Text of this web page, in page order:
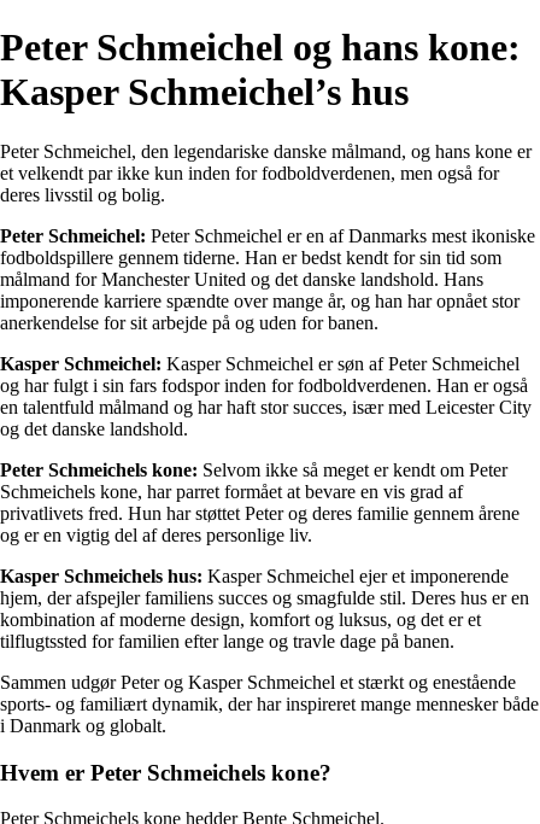
Peter Schmeichel og hans kone:
Kasper Schmeichel’s hus
Peter Schmeichel, den legendariske danske målmand, og hans kone er
et velkendt par ikke kun inden for fodboldverdenen, men også for
deres livsstil og bolig.
Peter Schmeichel: Peter Schmeichel er en af Danmarks mest ikoniske
fodboldspillere gennem tiderne. Han er bedst kendt for sin tid som
målmand for Manchester United og det danske landshold. Hans
imponerende karriere spændte over mange år, og han har opnået stor
anerkendelse for sit arbejde på og uden for banen.
Kasper Schmeichel: Kasper Schmeichel er søn af Peter Schmeichel
og har fulgt i sin fars fodspor inden for fodboldverdenen. Han er også
en talentfuld målmand og har haft stor succes, især med Leicester City
og det danske landshold.
Peter Schmeichels kone: Selvom ikke så meget er kendt om Peter
Schmeichels kone, har parret formået at bevare en vis grad af
privatlivets fred. Hun har støttet Peter og deres familie gennem årene
og er en vigtig del af deres personlige liv.
Kasper Schmeichels hus: Kasper Schmeichel ejer et imponerende
hjem, der afspejler familiens succes og smagfulde stil. Deres hus er en
kombination af moderne design, komfort og luksus, og det er et
tilflugtssted for familien efter lange og travle dage på banen.
Sammen udgør Peter og Kasper Schmeichel et stærkt og enestående
sports- og familiært dynamik, der har inspireret mange mennesker både
i Danmark og globalt.
Hvem er Peter Schmeichels kone?
Peter Schmeichels kone hedder Bente Schmeichel.